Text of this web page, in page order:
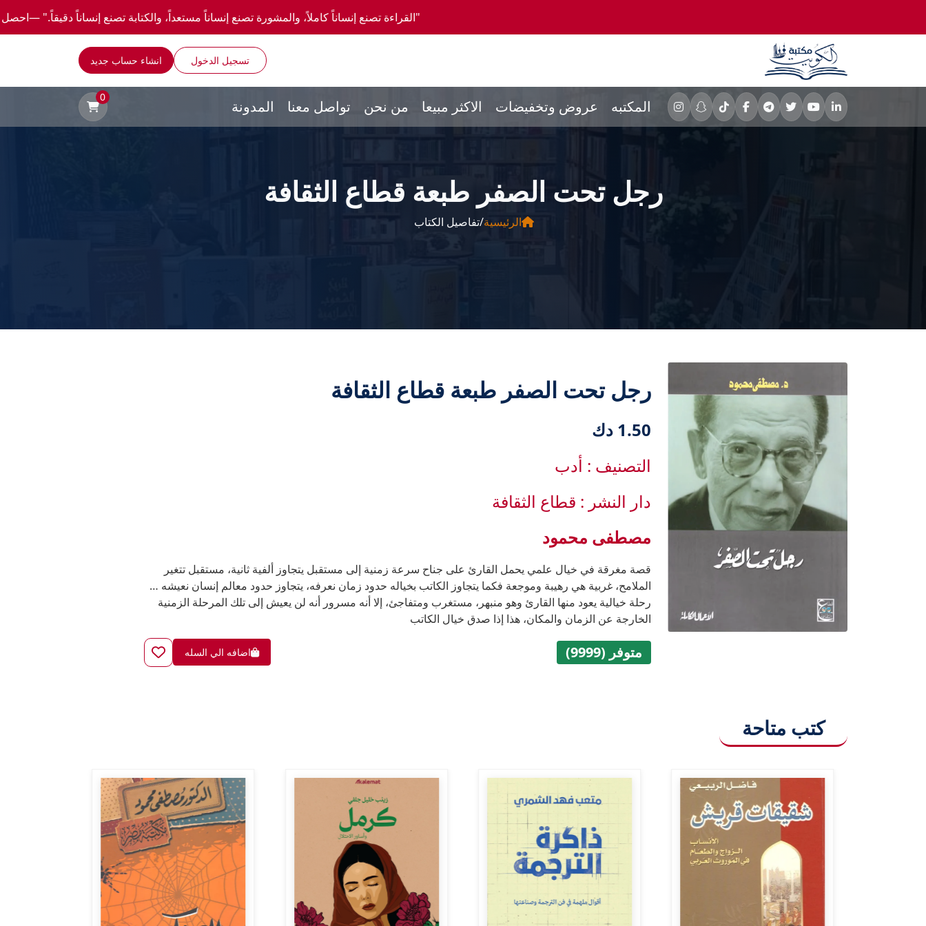
"القراءة تصنع إنساناً كاملاً، والمشورة تصنع إنساناً مستعداً، والكتابة تصنع إنساناً دقيقاً." —احصل علي عروض وخصومات خاصة عن طريق
تسجيل الدخول انشاء حساب جديد
المدونة تواصل معنا من نحن الاكثر مبيعا عروض وتخفيضات المكتبه 0
رجل تحت الصفر طبعة قطاع الثقافة
الرئيسية/تفاصيل الكتاب
رجل تحت الصفر طبعة قطاع الثقافة
1.50 دك
التصنيف : أدب
دار النشر : قطاع الثقافة
مصطفى محمود
قصة مغرقة في خيال علمي يحمل القارئ على جناح سرعة زمنية إلى مستقبل يتجاوز ألفية ثانية، مستقبل تتغير
الملامح، غربية هي رهيبة وموجعة فكما يتجاوز الكاتب بخياله حدود زمان نعرفه، يتجاوز حدود معالم إنسان نعيشه …
رحلة خيالية يعود منها القارئ وهو منبهر، مستغرب ومتفاجئ، إلا أنه مسرور أنه لن يعيش إلى تلك المرحلة الزمنية
الخارجة عن الزمان والمكان، هذا إذا صدق خيال الكاتب
متوفر (9999) اضافه الي السله
كتب متاحة